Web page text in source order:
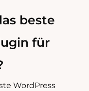
beste
für
WordPress